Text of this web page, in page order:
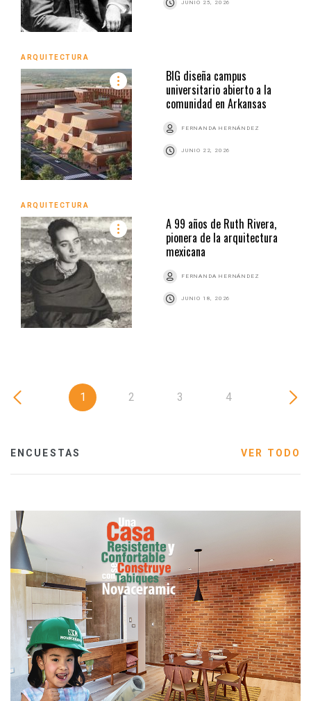
JUNIO 25, 2026
ARQUITECTURA
BIG diseña campus
universitario abierto a la
comunidad en Arkansas
FERNANDA HERNÁNDEZ
JUNIO 22, 2026
ARQUITECTURA
A 99 años de Ruth Rivera,
pionera de la arquitectura
mexicana
FERNANDA HERNÁNDEZ
JUNIO 18, 2026
1 2 3 4
ENCUESTAS VER TODO